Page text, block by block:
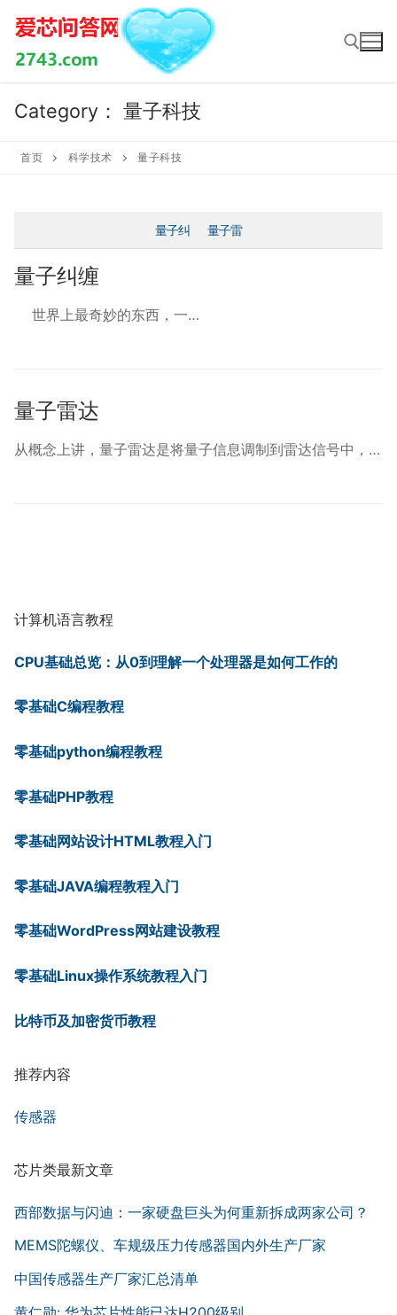
Skip
content
Search for:
Category： 量子科技
首页 科学技术 量子科技
量子纠 量子雷
量子纠缠
世界上最奇妙的东西，一…
量子雷达
从概念上讲，量子雷达是将量子信息调制到雷达信号中，…
计算机语言教程
CPU基础总览：从0到理解一个处理器是如何工作的
零基础C编程教程
零基础python编程教程
零基础PHP教程
零基础网站设计HTML教程入门
零基础JAVA编程教程入门
零基础WordPress网站建设教程
零基础Linux操作系统教程入门
比特币及加密货币教程
推荐内容
传感器
芯片类最新文章
西部数据与闪迪：一家硬盘巨头为何重新拆成两家公司？
MEMS陀螺仪、车规级压力传感器国内外生产厂家
中国传感器生产厂家汇总清单